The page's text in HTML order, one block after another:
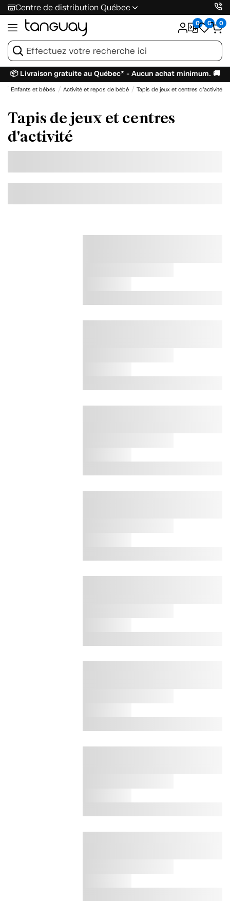
Centre de distribution Québec
0 0 0
📦 Livraison gratuite au Québec* - Aucun achat minimum. 🚚
Enfants et bébés Activité et repos de bébé Tapis de jeux et centres d'activité
Tapis de jeux et centres
d'activité